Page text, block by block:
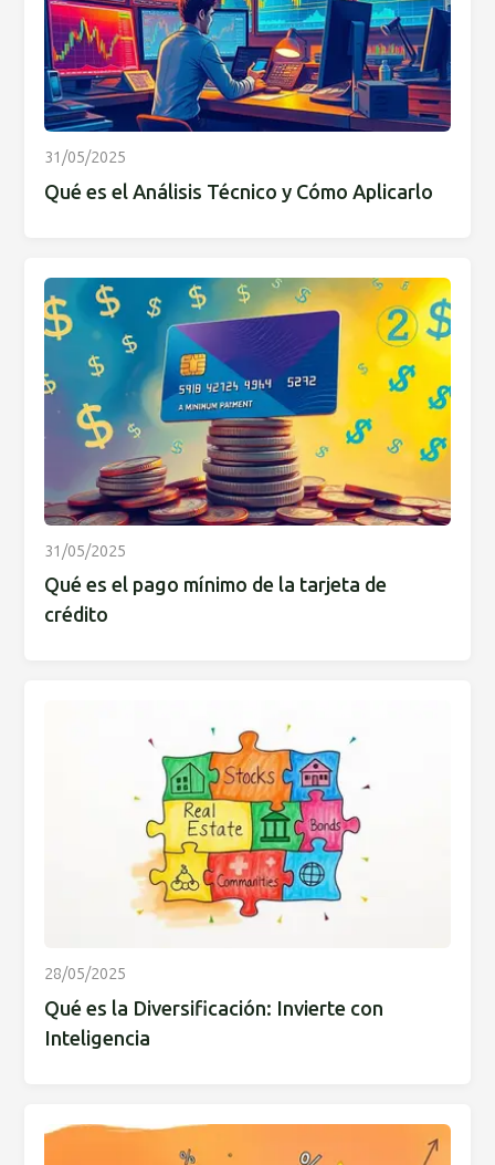
31/05/2025
Qué es el Análisis Técnico y Cómo Aplicarlo
31/05/2025
Qué es el pago mínimo de la tarjeta de
crédito
28/05/2025
Qué es la Diversificación: Invierte con
Inteligencia